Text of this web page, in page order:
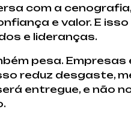
com a
e valor. E
e lideranças.
pesa.
reduz desgaste,
entregue, e não